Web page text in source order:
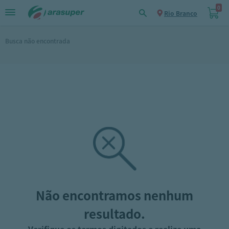
Rio Branco
0
Busca não encontrada
Não encontramos nenhum
resultado.